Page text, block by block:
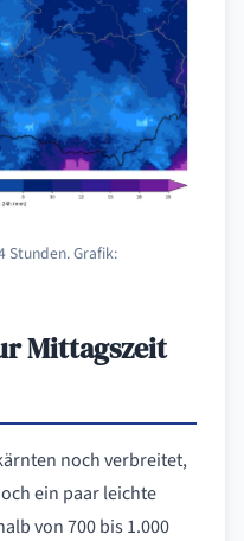
Stunden. Grafik:
Mittagszeit
noch verbreitet,
ein paar leichte
von 700 bis 1.000